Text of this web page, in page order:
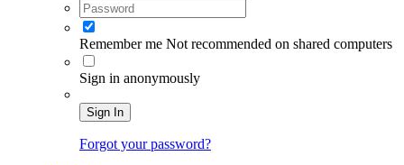
Remember me Not recommended on shared computers
Sign in anonymously
Sign In
Forgot your password?